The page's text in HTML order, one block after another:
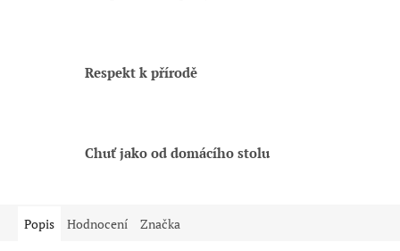
Respekt k přírodě
Chuť jako od domácího stolu
Popis Hodnocení Značka